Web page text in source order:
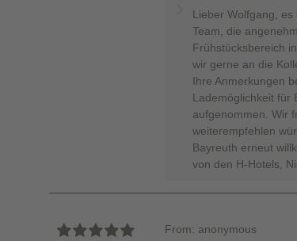
Lieber Wolfgang,
Team, die
Frühstücksbereich
wir gerne an die
Ihre Anmerkungen
Lademöglichkeit für
aufgenommen. Wir
weiterempfehlen
Bayreuth erneut
von den H-Hotels,
From: anonymous